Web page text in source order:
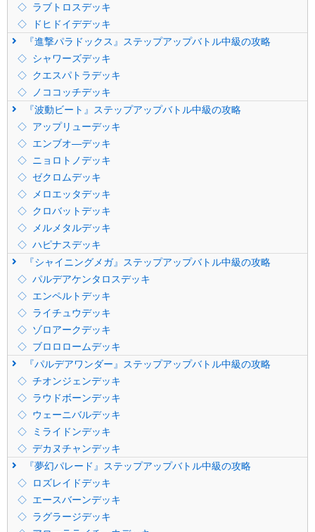
ラブトロスデッキ
ドヒドイデデッキ
『進撃パラドックス』ステップアップバトル中級の攻略
シャワーズデッキ
クエスパトラデッキ
ノココッチデッキ
『波動ビート』ステップアップバトル中級の攻略
アップリューデッキ
エンブオ―デッキ
ニョロトノデッキ
ゼクロムデッキ
メロエッタデッキ
クロバットデッキ
メルメタルデッキ
ハピナスデッキ
『シャイニングメガ』ステップアップバトル中級の攻略
パルデアケンタロスデッキ
エンペルトデッキ
ライチュウデッキ
ゾロアークデッキ
ブロロロームデッキ
『パルデアワンダー』ステップアップバトル中級の攻略
チオンジェンデッキ
ラウドボーンデッキ
ウェーニバルデッキ
ミライドンデッキ
デカヌチャンデッキ
『夢幻パレード』ステップアップバトル中級の攻略
ロズレイドデッキ
エースバーンデッキ
ラグラージデッキ